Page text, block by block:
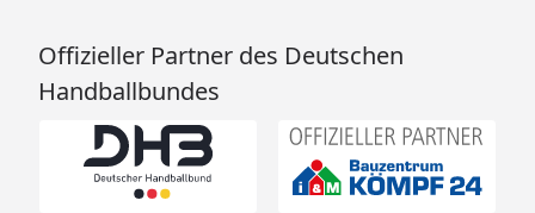
Offizieller Partner des Deutschen
Handballbundes